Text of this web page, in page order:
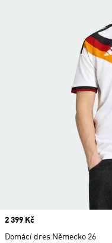
Price
2 399 Kč
Domácí dres Německo 26